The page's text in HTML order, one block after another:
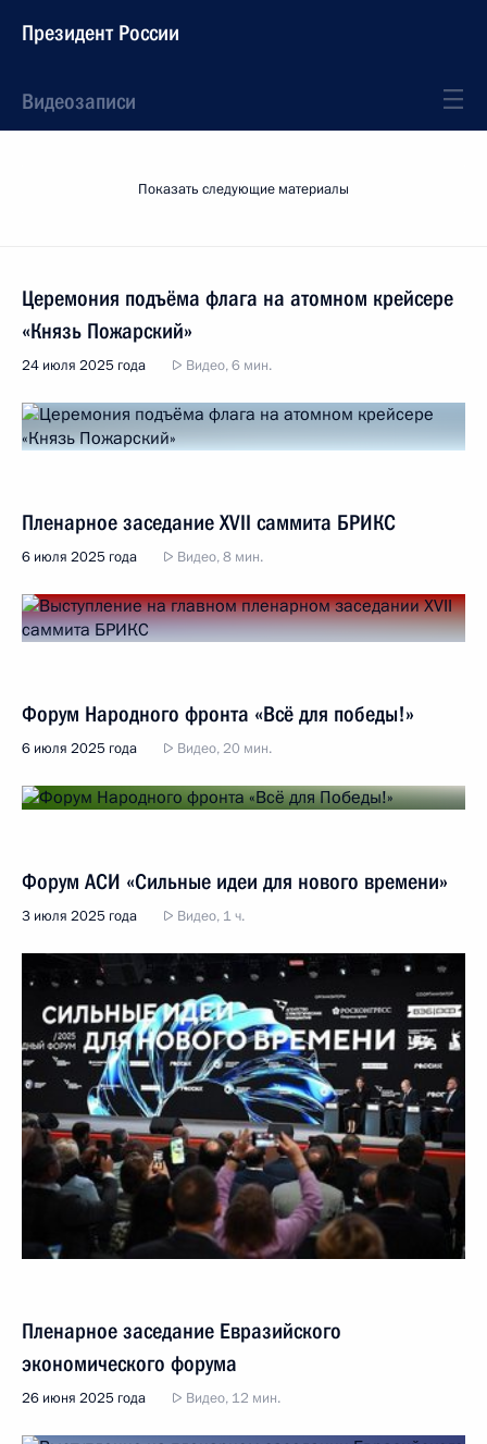
Президент России
Видеозаписи
Показать следующие материалы
Церемония подъёма флага на атомном крейсере
«Князь Пожарский»
24 июля 2025 года Видео, 6 мин.
Пленарное заседание XVII саммита БРИКС
6 июля 2025 года Видео, 8 мин.
Форум Народного фронта «Всё для победы!»
6 июля 2025 года Видео, 20 мин.
Форум АСИ «Сильные идеи для нового времени»
3 июля 2025 года Видео, 1 ч.
Пленарное заседание Евразийского
экономического форума
26 июня 2025 года Видео, 12 мин.